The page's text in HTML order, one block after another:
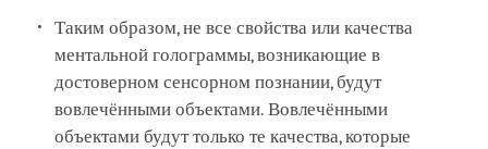
Таким образом, не все свойства или качества
ментальной голограммы, возникающие в
достоверном сенсорном познании, будут
вовлечёнными объектами. Вовлечёнными
объектами будут только те качества, которые